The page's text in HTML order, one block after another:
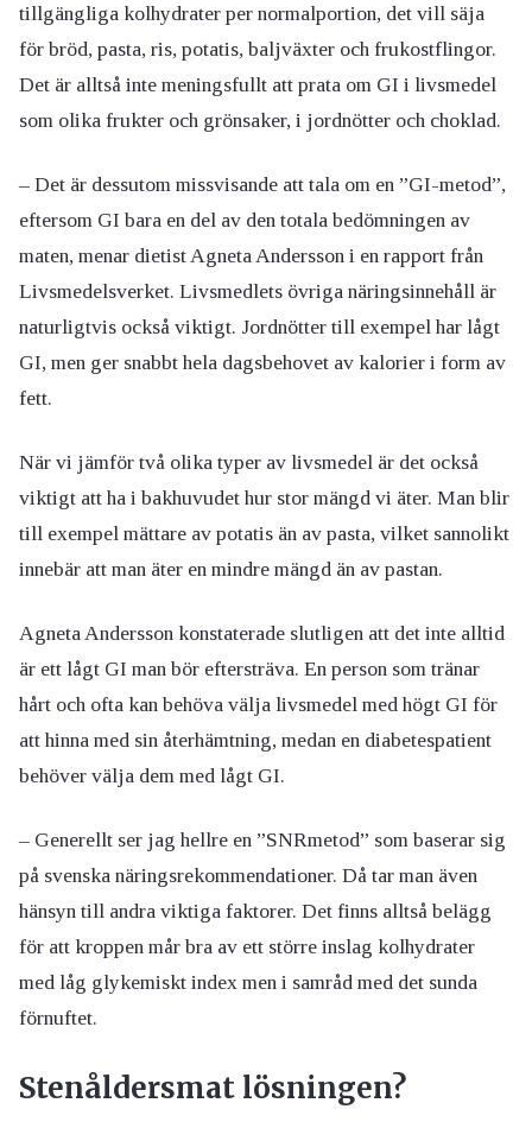
tillgängliga kolhydrater per normalportion, det vill säja
för bröd, pasta, ris, potatis, baljväxter och frukostflingor.
Det är alltså inte meningsfullt att prata om GI i livsmedel
som olika frukter och grönsaker, i jordnötter och choklad.
– Det är dessutom missvisande att tala om en ”GI-metod”,
eftersom GI bara en del av den totala bedömningen av
maten, menar dietist Agneta Andersson i en rapport från
Livsmedelsverket. Livsmedlets övriga näringsinnehåll är
naturligtvis också viktigt. Jordnötter till exempel har lågt
GI, men ger snabbt hela dagsbehovet av kalorier i form av
fett.
När vi jämför två olika typer av livsmedel är det också
viktigt att ha i bakhuvudet hur stor mängd vi äter. Man blir
till exempel mättare av potatis än av pasta, vilket sannolikt
innebär att man äter en mindre mängd än av pastan.
Agneta Andersson konstaterade slutligen att det inte alltid
är ett lågt GI man bör eftersträva. En person som tränar
hårt och ofta kan behöva välja livsmedel med högt GI för
att hinna med sin återhämtning, medan en diabetespatient
behöver välja dem med lågt GI.
– Generellt ser jag hellre en ”SNRmetod” som baserar sig
på svenska näringsrekommendationer. Då tar man även
hänsyn till andra viktiga faktorer. Det finns alltså belägg
för att kroppen mår bra av ett större inslag kolhydrater
med låg glykemiskt index men i samråd med det sunda
förnuftet.
Stenåldersmat lösningen?